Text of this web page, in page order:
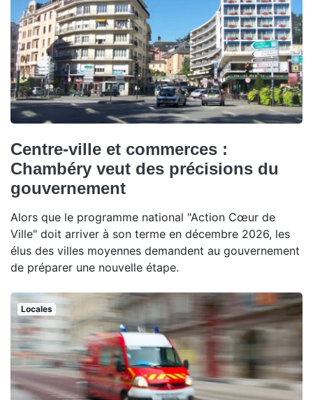
Centre-ville et commerces :
Chambéry veut des précisions du
gouvernement
Alors que le programme national "Action Cœur de
Ville" doit arriver à son terme en décembre 2026, les
élus des villes moyennes demandent au gouvernement
de préparer une nouvelle étape.
Locales